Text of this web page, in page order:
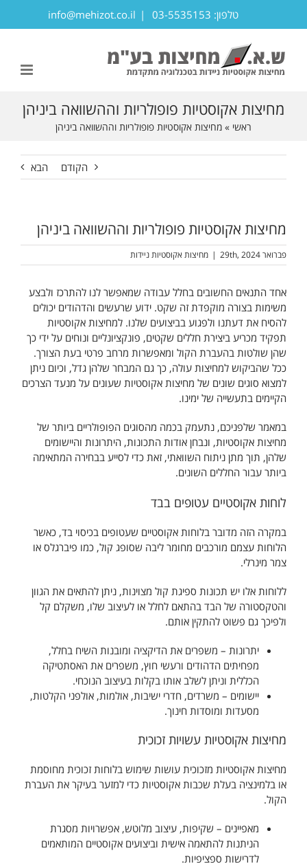
טלפון: 03-5535153 |
info@mehizot.co.il
מחיצות אקוסטיות פופולריות וההשוואה ביניהן
ראשי » מחיצות אקוסטיות פופולריות וההשוואה ביניהן
הקודם הבא
מחיצות אקוסטיות פופולריות וההשוואה ביניהן
פברואר 29th, 2024 | מחיצות אקוסטיות ניידות
אחד התנאים החשובים בחלל עבודה שמאפשר לנו להתרכז ולבצע
משימות בצורה מוקפדת זה שקט. ידוע שרעשים והדהודים יכולים
להסיח את דעתנו ולפגוע בביצועים שלנו. למחיצות אקוסטיות
תפקיד מכריע ביצירת חללים שקטים, פונקציונליים ונוחים על ידי כך
שהן שולטות בהעברת הקול ומאפשרות מרחב פרטי בעת הצורך.
ככל שהביקוש למחיצות עולה, כך גם המבחר שלהן גדל, וכיום ניתן
למצוא סוגים שונים של מחיצות אקוסטיות שעונים על מנעד הצרכים
הקיימים בתעשייה של ימינו.
במאמר שלפניכם, נתעמק בכמה מהסוגים הפופולריים ביותר של
מחיצות אקוסטיות, ונבחן אודות התכונות, היתרונות והיישומים
שלהן, תוך מתן ניתוח השוואתי, זאת כדי לסייע בבחירה המתאימה
ביותר עבור החללים השונים.
לוחות אקוסטיים עטופים בבד
במקרה הזה מדובר בלוחות אקוסטיים שעטופים בכיסוי בד, כאשר
הלוחות עצמם מורכבים מחומר ליבה שסופג קול, כמו פיברגלס או
צמר מינרלי.
ללוחות אלו יש תכונות ספיגת קול מצוינות, ניתן להתאים את הגוון
והטקסטורה של הבד בהתאם לחלל או לעיצוב שלו, משקלם קל
ולפיכך גם פשוט להתקין אותם.
יתרונות – משפרים את הדיקציה ומובנות השיח בחלל,
מפחיתים הדהודים ורעשי חוץ, משפרים את האסתטיקה
הכללית וניתן לשלב אותו בקלות בעיצוב הנוכחי.
יישומים – משרדים, חדרי ישיבות, אולמות, אולפני הקלטות,
מסעדות ומוסדות חינוך.
מחיצות אקוסטיות עשויות זכוכית
מחיצות אקוסטיות מזכוכית עושות שימוש בלוחות זכוכית מחוסמת
או בלמינציה בעלת שכבות אקוסטיות כדי למזער בעיקר את העברת
הקול.
מאפיינים – שקיפות, עיצוב מלוטש, אפשרויות מסגרת
הניתנות להתאמה אישית וביצועים אקוסטיים המותאמים
לדרישות ספציפיות.
פתח סרגל נגישות